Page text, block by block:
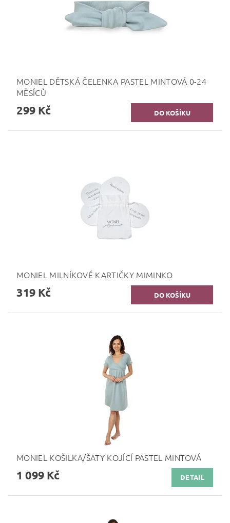
MONIEL DĚTSKÁ ČELENKA PASTEL MINTOVÁ 0-24
MĚSÍCŮ
299 Kč
MONIEL MILNÍKOVÉ KARTIČKY MIMINKO
319 Kč
MONIEL KOŠILKA/ŠATY KOJÍCÍ PASTEL MINTOVÁ
1 099 Kč DETAIL